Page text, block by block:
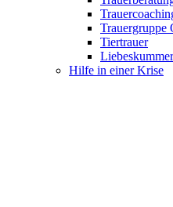
Trauergruppe
Tiertrauer
Hilfe in einer Krise